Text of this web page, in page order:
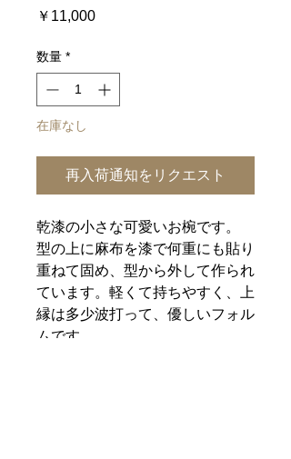
￥11,000価
数量 *
在庫なし
再入荷通知をリクエスト
乾漆の小さな可愛いお椀です。
型の上に麻布を漆で何重にも貼り
重ねて固め、型から外して作られ
ています。軽くて持ちやすく、上
縁は多少波打って、優しいフォル
ムです。